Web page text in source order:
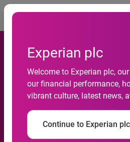
Experian plc
Welcome to Experian plc,
our financial performance,
vibrant culture, latest news,
Continue to Experian
Atividade
cresceu 0,7%
semestre, revela
Experian